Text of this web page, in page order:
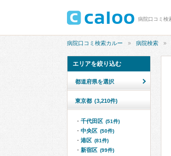
病院口コミ検索カルー 病院検索
エリアを絞り込む
都道府県を選択
東京都 (3,210件)
千代田区 (51件)
中央区 (50件)
港区 (81件)
新宿区 (99件)